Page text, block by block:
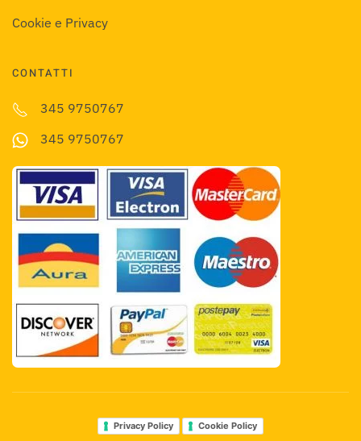
Cookie e Privacy
CONTATTI
345 9750767
345 9750767
Privacy Policy Cookie Policy